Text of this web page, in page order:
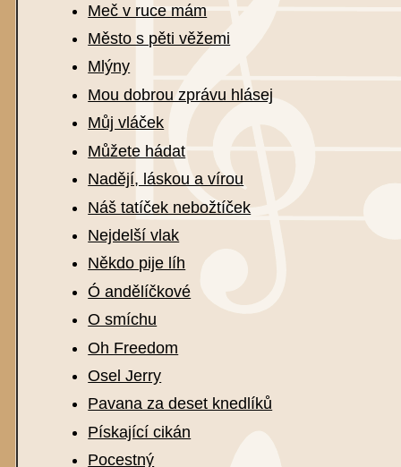
Meč v ruce mám
Město s pěti věžemi
Mlýny
Mou dobrou zprávu hlásej
Můj vláček
Můžete hádat
Nadějí, láskou a vírou
Náš tatíček nebožtíček
Nejdelší vlak
Někdo pije líh
Ó andělíčkové
O smíchu
Oh Freedom
Osel Jerry
Pavana za deset knedlíků
Pískající cikán
Pocestný